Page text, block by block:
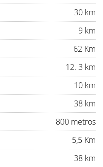
30 km
9 km
62 Km
12. 3 km
10 km
38 km
800 metros
5,5 Km
38 km